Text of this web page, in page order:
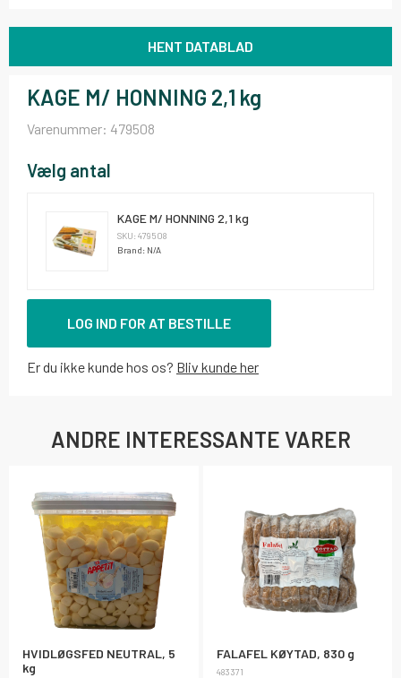
HENT DATABLAD
KAGE M/ HONNING 2,1 kg
Varenummer: 479508
Vælg antal
KAGE M/ HONNING 2,1 kg
SKU: 479508
Brand: N/A
LOG IND FOR AT BESTILLE
Er du ikke kunde hos os? Bliv kunde her
ANDRE INTERESSANTE VARER
HVIDLØGSFED NEUTRAL, 5
kg
FALAFEL KØYTAD, 830 g
483371